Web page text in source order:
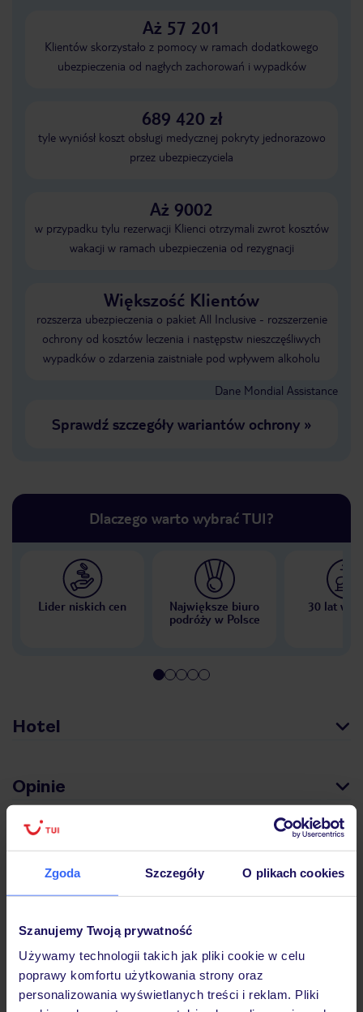
Zgoda Szczegóły O plikach cookies
Szanujemy Twoją prywatność
Używamy technologii takich jak pliki cookie w celu
poprawy komfortu użytkowania strony oraz
personalizowania wyświetlanych treści i reklam. Pliki
Aż 57 201
Klientów skorzystało z pomocy w ramach dodatkowego
ubezpieczenia od nagłych zachorowań i wypadków
689 420 zł
tyle wyniósł koszt obsługi medycznej pokryty jednorazowo
przez ubezpieczyciela
Aż 9002
w przypadku tylu rezerwacji Klienci otrzymali zwrot kosztów
wakacji w ramach ubezpieczenia od rezygnacji
Większość Klientów
rozszerza ubezpieczenia o pakiet All Inclusive - rozszerzenie
ochrony od kosztów leczenia i następstw nieszczęśliwych
wypadków o zdarzenia zaistniałe pod wpływem alkoholu
Dane Mondial Assistance
Sprawdź szczegóły wariantów ochrony»
Dlaczego warto wybrać TUI?
Lider niskich cen
Największe biuro
podróży w Polsce
30 lat w
Hotel
Opinie
Pokoje
Atrakcje